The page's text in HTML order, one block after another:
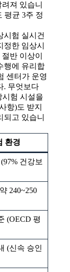
져 있습니
평균 3주 정
시험 실시건
한 임상시
반 이상이
행에 유리합
센터가 운영
. 무엇보다
시험 시설을
항)도 받지
되고 있습니
환경
건강보
240~250
(OECD 평
(신속 승인